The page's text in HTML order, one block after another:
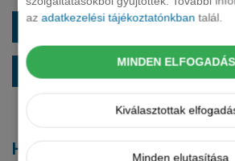
azadatkezelési tájékoztatónkban talál.
MINDEN
Kiválasztottak
Minden elutasítása
EXTRÁK ÉS SZÍNEK
ALAPFELSZERELTSÉG
Hasonló modellek